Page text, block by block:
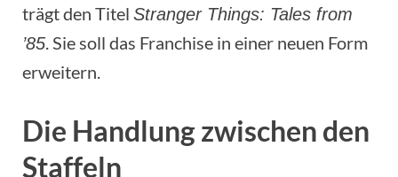
trägt den Titel Stranger Things: Tales from
’85. Sie soll das Franchise in einer neuen Form
erweitern.
Die Handlung zwischen den
Staffeln